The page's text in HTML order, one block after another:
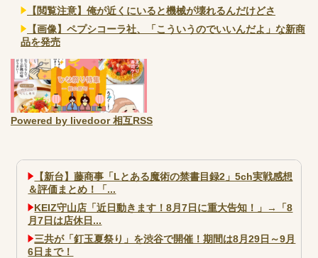
【閲覧注意】俺が近くにいると機械が壊れるんだけどさ
【画像】ペプシコーラ社、「こういうのでいいんだよ」な新商
品を発売
Powered by livedoor 相互RSS
【新台】藤商事「Lとある魔術の禁書目録2」5ch実戦感想
＆評価まとめ！「...
KEIZ守山店「近日動きます！8月7日に重大告知！」→「8
月7日は店休日...
三共が「釘玉夏祭り」を渋谷で開催！期間は8月29日～9月
6日まで！